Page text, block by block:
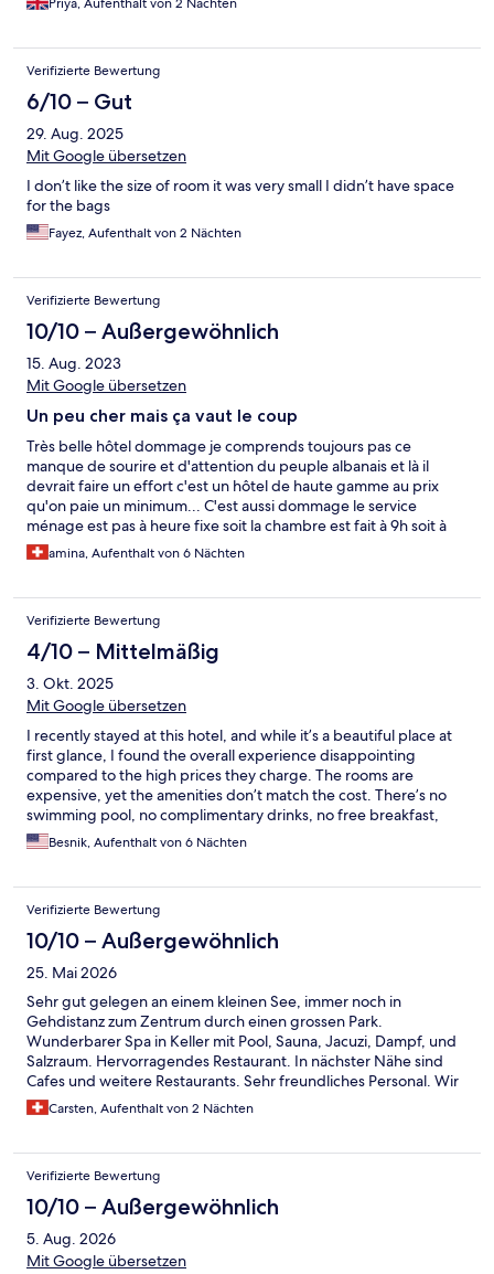
Verifizierte Bewertung
6/10 – Gut
29. Aug. 2025
Mit Google übersetzen
I don’t like the size of room it was very small I didn’t have space
for the bags
Fayez, Aufenthalt von 2 Nächten
Verifizierte Bewertung
10/10 – Außergewöhnlich
15. Aug. 2023
Mit Google übersetzen
Un peu cher mais ça vaut le coup
Très belle hôtel dommage je comprends toujours pas ce
manque de sourire et d'attention du peuple albanais et là il
devrait faire un effort c'est un hôtel de haute gamme au prix
qu'on paie un minimum... C'est aussi dommage le service
ménage est pas à heure fixe soit la chambre est fait à 9h soit à
17h30 à revoir un peu l'organisation. Mais l'infrastructure
hôtelière est top .
amina, Aufenthalt von 6 Nächten
Verifizierte Bewertung
4/10 – Mittelmäßig
3. Okt. 2025
Mit Google übersetzen
I recently stayed at this hotel, and while it’s a beautiful place at
first glance, I found the overall experience disappointing
compared to the high prices they charge. The rooms are
expensive, yet the amenities don’t match the cost. There’s no
swimming pool, no complimentary drinks, no free breakfast,
and the parking is very limited. On top of that, the bar prices are
outrageously expensive. Service was just average, not at all the
For the price point, I expected much more in terms of hospitality
and offerings. Unfortunately, it feels like a rip-off rather than a
luxury stay.
Besnik, Aufenthalt von 6 Nächten
Verifizierte Bewertung
10/10 – Außergewöhnlich
25. Mai 2026
Sehr gut gelegen an einem kleinen See, immer noch in
Gehdistanz zum Zentrum durch einen grossen Park.
Wunderbarer Spa in Keller mit Pool, Sauna, Jacuzi, Dampf, und
Salzraum. Hervorragendes Restaurant. In nächster Nähe sind
Cafes und weitere Restaurants. Sehr freundliches Personal. Wir
waren dort während einer Behandlung und haben es sehr
geschätzt.
Carsten, Aufenthalt von 2 Nächten
Verifizierte Bewertung
10/10 – Außergewöhnlich
5. Aug. 2026
Mit Google übersetzen